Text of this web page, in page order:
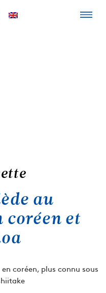
au
coréen et
coréen, plus connu sous